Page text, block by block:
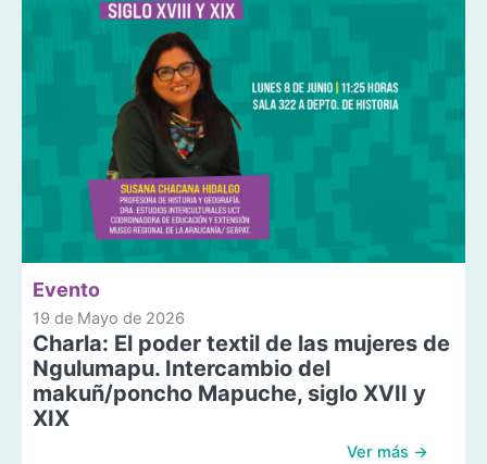
Evento
19 de Mayo de 2026
Charla: El poder textil de las mujeres de
Ngulumapu. Intercambio del
makuñ/poncho Mapuche, siglo XVII y
XIX
Ver más →